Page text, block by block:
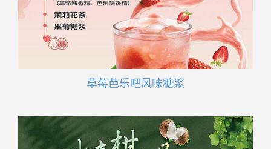
草莓芭乐吧风味糖浆